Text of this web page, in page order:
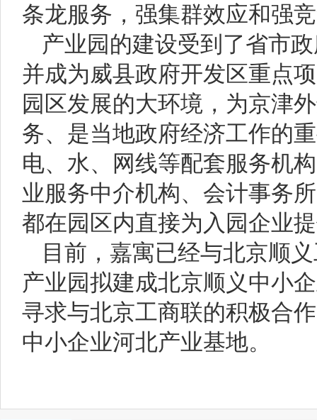
条龙服务，强集群效应和强
产业园的建设受到了省市
并成为威县政府开发区重点
园区发展的大环境，为京津
务、是当地政府经济工作的
电、水、网线等配套服务机
业服务中介机构、会计事务
都在园区内直接为入园企业
目前，嘉寓已经与北京顺
产业园拟建成北京顺义中小
寻求与北京工商联的积极合
中小企业河北产业基地。